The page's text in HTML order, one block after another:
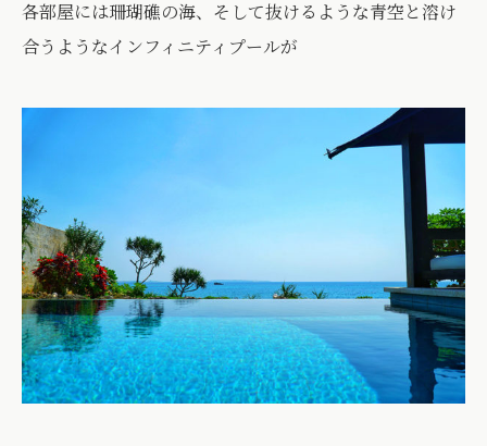
各部屋には珊瑚礁の海、そして抜けるような青空と溶け
合うようなインフィニティプールが